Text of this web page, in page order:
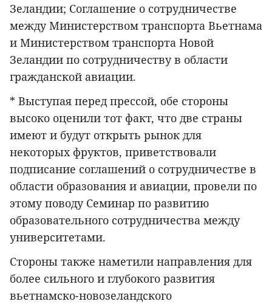
Зеландии; Соглашение о сотрудничестве
между Министерством транспорта Вьетнама
и Министерством транспорта Новой
Зеландии по сотрудничеству в области
гражданской авиации.
* Выступая перед прессой, обе стороны
высоко оценили тот факт, что две страны
имеют и будут открыть рынок для
некоторых фруктов, приветствовали
подписание соглашений о сотрудничестве в
области образования и авиации, провели по
этому поводу Семинар по развитию
образовательного сотрудничества между
университетами.
Стороны также наметили направления для
более сильного и глубокого развития
вьетнамско-новозеландского